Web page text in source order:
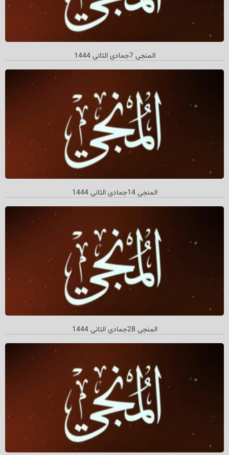
المنجي 7جمادي الثاني 1444
المنجي 14جمادي الثاني 1444
المنجي 28جمادي الثاني 1444